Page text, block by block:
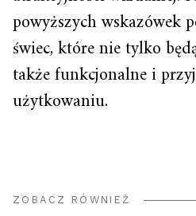
powyższych wskazówek
świec, które nie tylko
także funkcjonalne i
użytkowaniu.
ZOBACZ RÓWNIEŻ